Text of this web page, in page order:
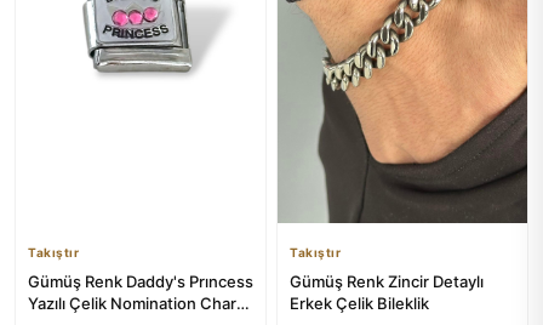
Takıştır
Gümüş Renk Daddy's Prıncess
Yazılı Çelik Nomination Charm
Takıştır
Gümüş Renk Zincir Detaylı
Erkek Çelik Bileklik